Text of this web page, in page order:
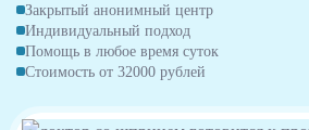
Закрытый анонимный центр
Индивидуальный подход
Помощь в любое время суток
Стоимость от 32000 рублей